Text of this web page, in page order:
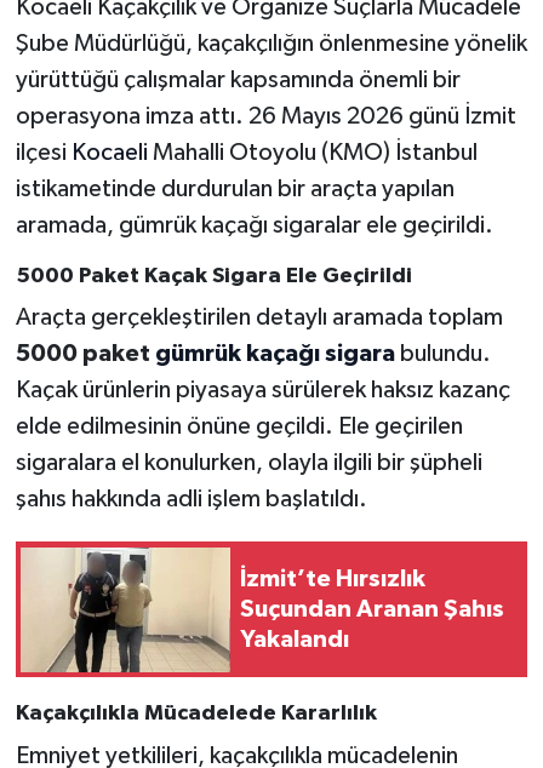
Kocaeli Kaçakçılık ve Organize Suçlarla Mücadele
Şube Müdürlüğü, kaçakçılığın önlenmesine yönelik
yürüttüğü çalışmalar kapsamında önemli bir
operasyona imza attı. 26 Mayıs 2026 günü İzmit
ilçesi Kocaeli Mahalli Otoyolu (KMO) İstanbul
istikametinde durdurulan bir araçta yapılan
aramada, gümrük kaçağı sigaralar ele geçirildi.
5000 Paket Kaçak Sigara Ele Geçirildi
Araçta gerçekleştirilen detaylı aramada toplam
5000 paket gümrük kaçağı sigara bulundu.
Kaçak ürünlerin piyasaya sürülerek haksız kazanç
elde edilmesinin önüne geçildi. Ele geçirilen
sigaralara el konulurken, olayla ilgili bir şüpheli
şahıs hakkında adli işlem başlatıldı.
İzmit’te Hırsızlık
Suçundan Aranan Şahıs
Yakalandı
Kaçakçılıkla Mücadelede Kararlılık
Emniyet yetkilileri, kaçakçılıkla mücadelenin